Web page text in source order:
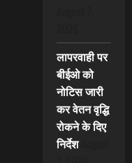
लापरवाही पर
बीईओ को
नोटिस जारी
कर वेतन वृद्धि
रोकने के दिए
निर्देश